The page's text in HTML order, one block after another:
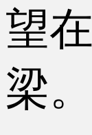
望
梁。